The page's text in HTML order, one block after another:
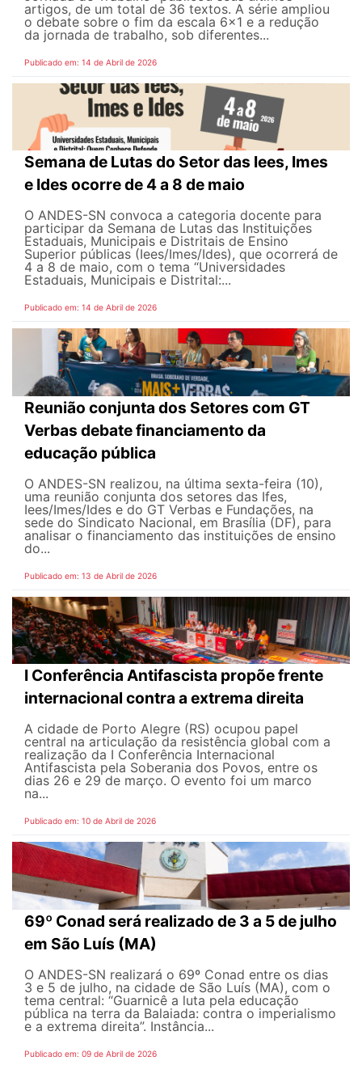
artigos, de um total de 36 textos. A série ampliou
o debate sobre o fim da escala 6x1 e a redução
da jornada de trabalho, sob diferentes...
Publicado em: 14 de Abril de 2026
Semana de Lutas do Setor das Iees, Imes
e Ides ocorre de 4 a 8 de maio
O ANDES-SN convoca a categoria docente para
participar da Semana de Lutas das Instituições
Estaduais, Municipais e Distritais de Ensino
Superior públicas (Iees/Imes/Ides), que ocorrerá de
4 a 8 de maio, com o tema “Universidades
Estaduais, Municipais e Distrital:...
Publicado em: 14 de Abril de 2026
Reunião conjunta dos Setores com GT
Verbas debate financiamento da
educação pública
O ANDES-SN realizou, na última sexta-feira (10),
uma reunião conjunta dos setores das Ifes,
Iees/Imes/Ides e do GT Verbas e Fundações, na
sede do Sindicato Nacional, em Brasília (DF), para
analisar o financiamento das instituições de ensino
do...
Publicado em: 13 de Abril de 2026
I Conferência Antifascista propõe frente
internacional contra a extrema direita
A cidade de Porto Alegre (RS) ocupou papel
central na articulação da resistência global com a
realização da I Conferência Internacional
Antifascista pela Soberania dos Povos, entre os
dias 26 e 29 de março. O evento foi um marco
na...
Publicado em: 10 de Abril de 2026
69º Conad será realizado de 3 a 5 de julho
em São Luís (MA)
O ANDES-SN realizará o 69º Conad entre os dias
3 e 5 de julho, na cidade de São Luís (MA), com o
tema central: “Guarnicê a luta pela educação
pública na terra da Balaiada: contra o imperialismo
e a extrema direita”. Instância...
Publicado em: 09 de Abril de 2026